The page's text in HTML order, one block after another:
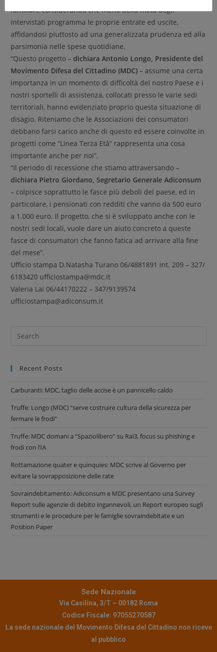
familiare considerando che meno della metà degli
intervistati programma le proprie entrate ed uscite,
affidandosi piuttosto ad una generalizzata prudenza ed alla
parsimonia nelle spese quotidiane.
“Questo progetto – dichiara Antonio Longo, Presidente del
Movimento Difesa del Cittadino (MDC)– assume una certa
importanza in un momento di difficoltà del nostro Paese e i
nostri sportelli di assistenza, collocati presso le varie sedi
territoriali, hanno evidenziato proprio questa situazione di
disagio. Riteniamo che le Associazioni dei consumatori
debbano farsi carico anche di questo ed essere coinvolte in
progetti come “Linea Terza Età” rappresenta una cosa
importante anche per noi”.
“Il periodo di recessione che stiamo attraversando –
dichiara Pietro Giordano, Segretario Generale Adiconsum
– colpisce soprattutto le fasce più deboli del paese, ed in
particolare, i pensionati con redditi che vanno da 500 euro
a 1.000 euro. Il progetto, che si è sviluppato anche con le
nostri sedi locali, vuole dare un aiuto concreto a queste
fasce di consumatori che fanno fatica ad arrivare alla fine
del mese”.
Ufficio stampa D.Natasha Turano 06/4881891 int. 209 – 327/
6183420 ufficiostampa@mdc.it
Valeria Lai 06/44170222 – 347/9139574
ufficiostampa@adiconsum.it
Recent Posts
Carburanti: MDC, taglio delle accise è un pannicello caldo
Truffe: Longo (MDC) “serve costruire cultura della sicurezza per
fermare le frodi”
Truffe: MDC domani a “Spaziolibero” su Rai3, focus su phishing e
frodi con l’IA
Rottamazione quater e quinquies: MDC scrive al Governo per
evitare la sovrapposizione delle rate
Sovraindebitamento: Adiconsum e MDC presentano una Survey
Report sulle agenzie di debito ingannevoli, un Report europeo sugli
strumenti e le procedure per le famiglie sovraindebitate e un
Position Paper
Sede Nazionale
Via Casilina, 3/T – 00182 Roma
Codice Fiscale: 97055270587
La sede nazionale del Movimento Difesa del Cittadino non riceve
al pubblico